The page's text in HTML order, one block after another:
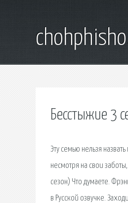
Бесстыжие 3
Эту семью нельзя
несмотря на свои
сезон) Что думаете.
в Русской озвучке.